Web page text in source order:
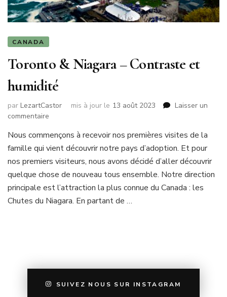
CANADA
Toronto & Niagara – Contraste et
humidité
par LezartCastor mis à jour le 13 août 2023
Laisser un
commentaire
&
Niagara
–
et
humidité
Nous commençons à recevoir nos premières visites de la
famille qui vient découvrir notre pays d’adoption. Et pour
nos premiers visiteurs, nous avons décidé d’aller découvrir
quelque chose de nouveau tous ensemble. Notre direction
principale est l’attraction la plus connue du Canada : les
Chutes du Niagara. En partant de …
SUIVEZ NOUS SUR INSTAGRAM